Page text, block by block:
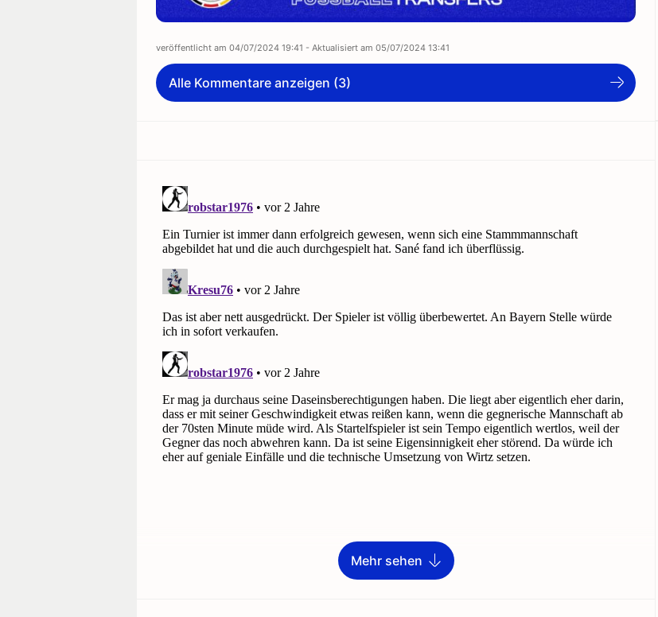
veröffentlicht am 04/07/2024 19:41 - Aktualisiert am 05/07/2024 13:41
Alle Kommentare anzeigen (3)
Mehr sehen